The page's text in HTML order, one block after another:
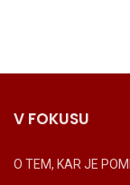
V FOKUSU
O TEM, KAR JE